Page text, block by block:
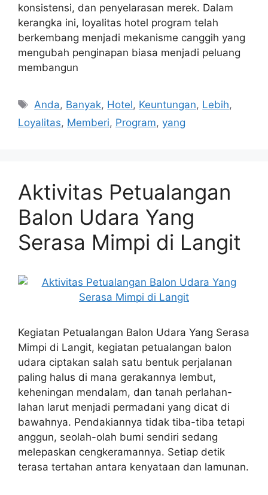
konsistensi, dan penyelarasan merek. Dalam
kerangka ini, loyalitas hotel program telah
berkembang menjadi mekanisme canggih yang
mengubah penginapan biasa menjadi peluang
membangun
Tags
Anda, Banyak, Hotel, Keuntungan, Lebih,
Loyalitas, Memberi, Program, yang
Aktivitas Petualangan
Balon Udara Yang
Serasa Mimpi di Langit
Kegiatan Petualangan Balon Udara Yang Serasa
Mimpi di Langit, kegiatan petualangan balon
udara ciptakan salah satu bentuk perjalanan
paling halus di mana gerakannya lembut,
keheningan mendalam, dan tanah perlahan-
lahan larut menjadi permadani yang dicat di
bawahnya. Pendakiannya tidak tiba-tiba tetapi
anggun, seolah-olah bumi sendiri sedang
melepaskan cengkeramannya. Setiap detik
terasa tertahan antara kenyataan dan lamunan.